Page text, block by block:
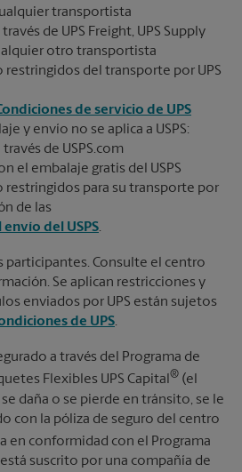
transportista
de UPS Freight, UPS Supply
otro transportista
del transporte por UPS
de servicio de UPS
y envío no se aplica a USPS:
de USPS.com
el embalaje gratis del USPS
restringidos para su transporte por
de las
del USPS.
Consulte el centro
Se aplican restricciones y
enviados por UPS están sujetos
de UPS.
a través del Programa de
Flexibles UPS Capital® (el
daña o se pierde en tránsito, se le
con la póliza de seguro del centro
en conformidad con el Programa
está suscrito por una compañía de